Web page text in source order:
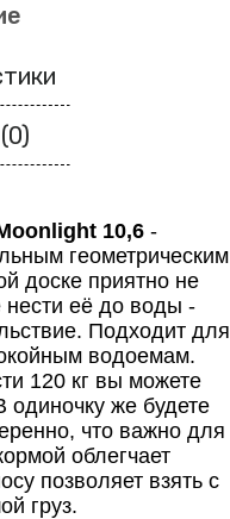
10,6 -
геометрическим
доске приятно не
нести её до воды -
Подходит для
водоемам.
120 кг вы можете
одиночку же будете
что важно для
облегчает
позволяет взять с
груз.